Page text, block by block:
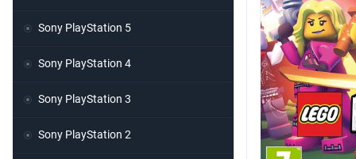
Sony PlayStation 5
Sony PlayStation 4
Sony PlayStation 3
Sony PlayStation 2